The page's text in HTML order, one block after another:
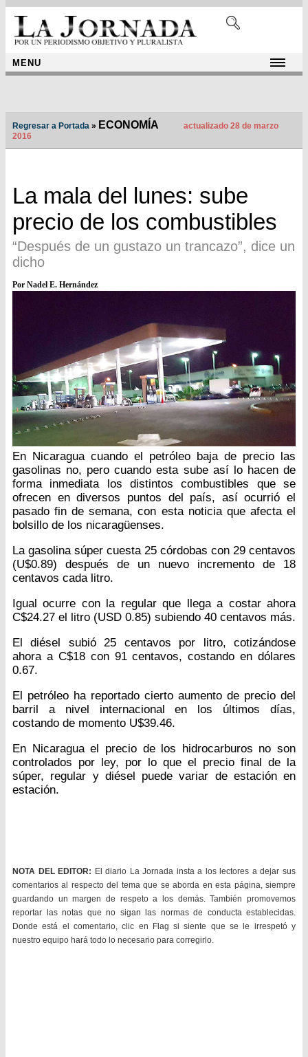
MENU
Regresar a Portada » ECONOMÍA
actualizado 28 de marzo
2016
La mala del lunes: sube
precio de los combustibles
“Después de un gustazo un trancazo”, dice un
dicho
Por Nadel E. Hernández
En Nicaragua cuando el petróleo baja de precio las
gasolinas no, pero cuando esta sube así lo hacen de
forma inmediata los distintos combustibles que se
ofrecen en diversos puntos del país, así ocurrió el
pasado fin de semana, con esta noticia que afecta el
bolsillo de los nicaragüenses.
La gasolina súper cuesta 25 córdobas con 29 centavos
(U$0.89) después de un nuevo incremento de 18
centavos cada litro.
Igual ocurre con la regular que llega a costar ahora
C$24.27 el litro (USD 0.85) subiendo 40 centavos más.
El diésel subió 25 centavos por litro, cotizándose
ahora a C$18 con 91 centavos, costando en dólares
0.67.
El petróleo ha reportado cierto aumento de precio del
barril a nivel internacional en los últimos días,
costando de momento U$39.46.
En Nicaragua el precio de los hidrocarburos no son
controlados por ley, por lo que el precio final de la
súper, regular y diésel puede variar de estación en
estación.
NOTA DEL EDITOR: El diario La Jornada insta a los lectores a dejar sus
comentarios al respecto del tema que se aborda en esta página, siempre
guardando un margen de respeto a los demás. También promovemos
reportar las notas que no sigan las normas de conducta establecidas.
Donde está el comentario, clic en Flag si siente que se le irrespetó y
nuestro equipo hará todo lo necesario para corregirlo.